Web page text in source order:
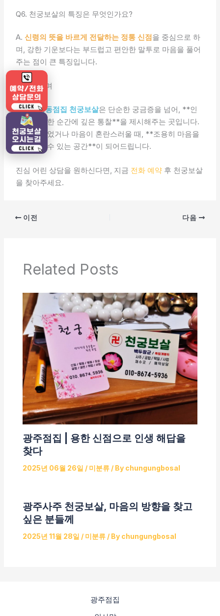
Q6. 천궁보살의 특징은 무엇인가요?
A.신령의 뜻을 바르게 전달하는 정통 신점을 중심으로 하
며, 강한 기운보다는 부드럽고 편안한 말투로 마음을 풀어
주는 점이 큰 특징입니다.
마무리하며
광주두암동점집 천궁보살은 단순한 궁금증을 넘어, **인
생의 중요한 순간에 깊은 통찰**을 제시해주는 곳입니다.
방향을 잃었거나 마음이 혼란스러울 때, **조용히 마음을
들여다볼 수 있는 공간**이 되어드립니다.
진심 어린 상담을 원하신다면, 지금 전화 예약 후 천궁보살
을 찾아주세요.
이전 다음
Related Posts
광주점집 | 용한 신점으로 인생 해답을
찾다
2025년 06월 26일 / 미분류/ By chungungbosal
광주사주 천궁보살, 마음의 방향을 찾고
싶은 분들께
2025년 11월 28일 / 미분류/ By chungungbosal
광주점집